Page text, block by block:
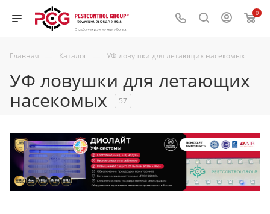
0
Главная — Каталог — УФ ловушки для летающих насекомых
УФ ловушки для летающих
насекомых
57